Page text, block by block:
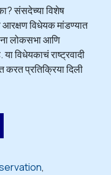
संसदेच्या विशेष
आरक्षण विधेयक मांडण्यात
लोकसभा आणि
विधेयकाचं राष्ट्रवादी
करत प्रतिक्रिया दिली